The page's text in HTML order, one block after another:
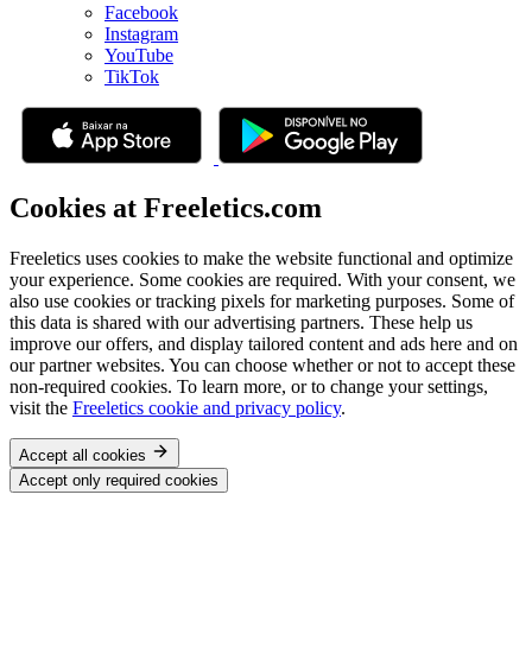
Facebook
Instagram
YouTube
TikTok
Cookies at Freeletics.com
Freeletics uses cookies to make the website functional and optimize
your experience. Some cookies are required. With your consent, we
also use cookies or tracking pixels for marketing purposes. Some of
this data is shared with our advertising partners. These help us
improve our offers, and display tailored content and ads here and on
our partner websites. You can choose whether or not to accept these
non-required cookies. To learn more, or to change your settings,
visit the Freeletics cookie and privacy policy.
Accept all cookies
Accept only required cookies